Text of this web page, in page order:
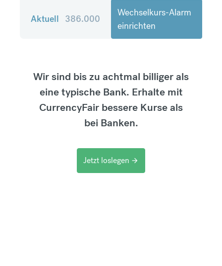
Aktuell 386.000
Wechselkurs-Alarm
einrichten
Wir sind bis zu achtmal billiger als
eine typische Bank. Erhalte mit
CurrencyFair bessere Kurse als
bei Banken.
Jetzt loslegen arrow_forward